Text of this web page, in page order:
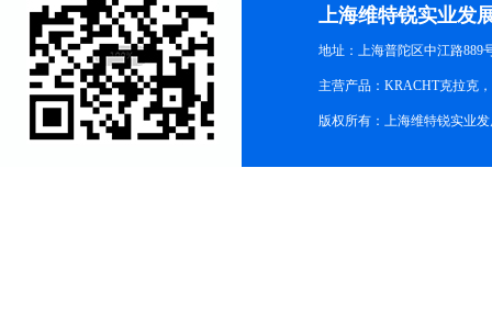
上海维特锐实业发
地址：上海普陀区中江路889
主营产品：KRACHT克拉克
版权所有：上海维特锐实业